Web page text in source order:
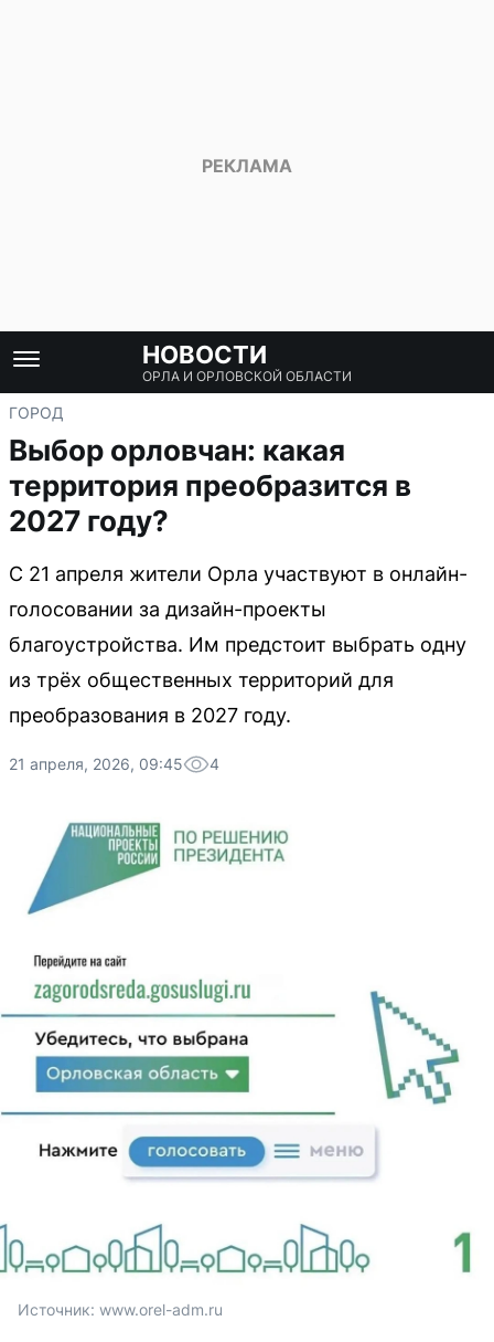
НОВОСТИ
ОРЛА И ОРЛОВСКОЙ ОБЛАСТИ
ГОРОД
Выбор орловчан: какая
территория преобразится в
2027 году?
С 21 апреля жители Орла участвуют в онлайн-
голосовании за дизайн-проекты
благоустройства. Им предстоит выбрать одну
из трёх общественных территорий для
преобразования в 2027 году.
21 апреля, 2026, 09:45 4
Источник: www.orel-adm.ru